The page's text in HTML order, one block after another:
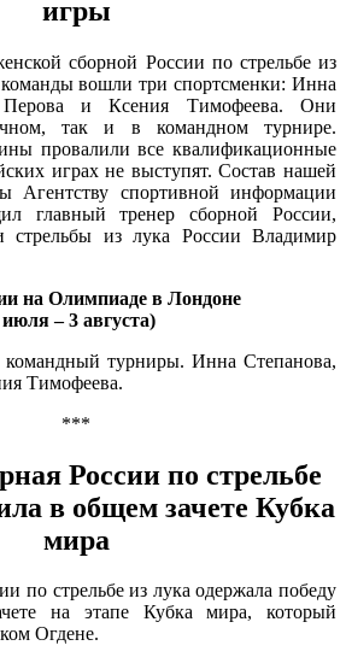
игры
сборной России по стрельбе из
вошли три спортсменки: Инна
Перова и Ксения Тимофеева. Они
так и в командном турнире.
провалили все квалификационные
играх не выступят. Состав нашей
Агентству спортивной информации
главный тренер сборной России,
стрельбы из лука России Владимир
на Олимпиаде в Лондоне
– 3 августа)
турниры. Инна Степанова,
Тимофеева.
***
России по стрельбе
в общем зачете Кубка
мира
по стрельбе из лука одержала победу
на этапе Кубка мира, который
Огдене.